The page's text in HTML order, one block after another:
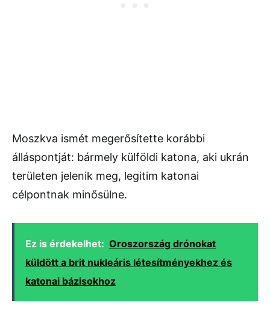
Moszkva ismét megerősítette korábbi
álláspontját: bármely külföldi katona, aki ukrán
területen jelenik meg, legitim katonai
célpontnak minősülne.
Ez is érdekelhet: Oroszország drónokat
küldött a brit nukleáris létesítményekhez és
katonai bázisokhoz